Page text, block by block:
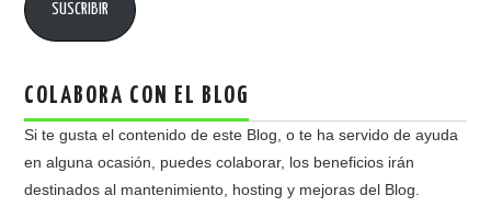
SUSCRIBIR
COLABORA CON EL BLOG
Si te gusta el contenido de este Blog, o te ha servido de ayuda
en alguna ocasión, puedes colaborar, los beneficios irán
destinados al mantenimiento, hosting y mejoras del Blog.